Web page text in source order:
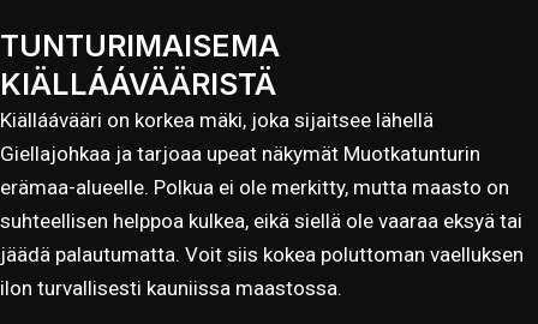
TUNTURIMAISEMA
KIÄLLÁÁVÄÄRISTÄ
Kiälláávääri on korkea mäki, joka sijaitsee lähellä
Giellajohkaa ja tarjoaa upeat näkymät Muotkatunturin
erämaa-alueelle. Polkua ei ole merkitty, mutta maasto on
suhteellisen helppoa kulkea, eikä siellä ole vaaraa eksyä tai
jäädä palautumatta. Voit siis kokea poluttoman vaelluksen
ilon turvallisesti kauniissa maastossa.